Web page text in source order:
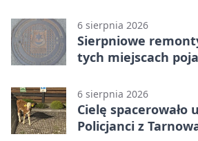
6 sierpnia 2026
Sierpniowe
tych miejscach
6 sierpnia 2026
Cielę spacerowało
Policjanci z